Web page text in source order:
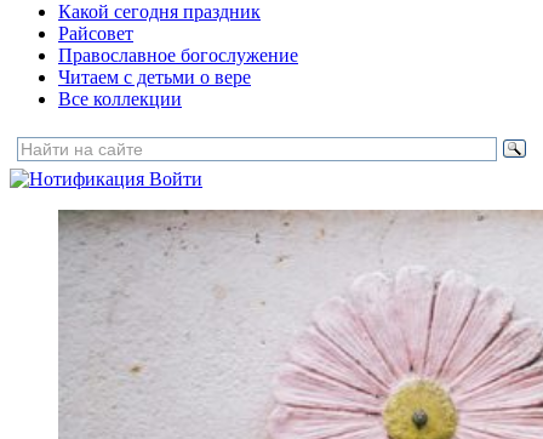
Какой сегодня праздник
Райсовет
Православное богослужение
Читаем с детьми о вере
Все коллекции
Войти